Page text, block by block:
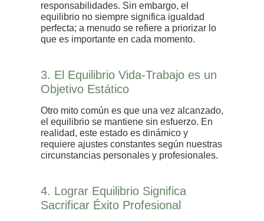
responsabilidades. Sin embargo, el
equilibrio no siempre significa igualdad
perfecta; a menudo se refiere a priorizar lo
que es importante en cada momento.
3. El Equilibrio Vida-Trabajo es un
Objetivo Estático
Otro mito común es que una vez alcanzado,
el equilibrio se mantiene sin esfuerzo. En
realidad, este estado es dinámico y
requiere ajustes constantes según nuestras
circunstancias personales y profesionales.
4. Lograr Equilibrio Significa
Sacrificar Éxito Profesional